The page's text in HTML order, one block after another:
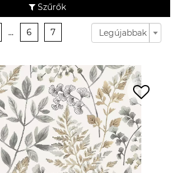
Szűrők
... 6 7 Legújabbak